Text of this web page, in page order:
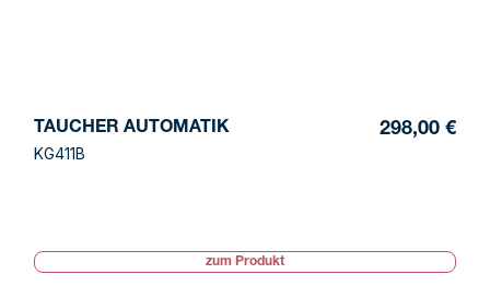
TAUCHER AUTOMATIK
KG411B
298,00 €
zum Produkt